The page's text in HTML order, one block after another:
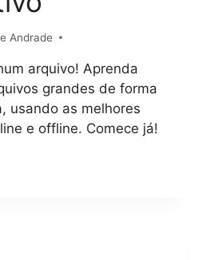
Andrade
arquivo! Aprenda
grandes de forma
usando as melhores
e offline. Comece já!